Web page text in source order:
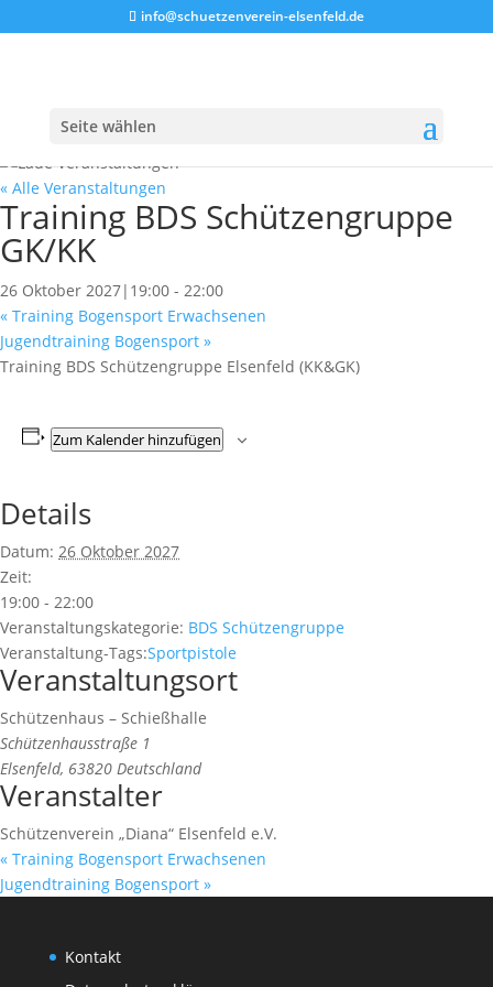
info@schuetzenverein-elsenfeld.de
Seite wählen
« Alle Veranstaltungen
Training BDS Schützengruppe
GK/KK
26 Oktober 2027|19:00 - 22:00
« Training Bogensport Erwachsenen
Jugendtraining Bogensport »
Training BDS Schützengruppe Elsenfeld (KK&GK)
Zum Kalender hinzufügen
Details
Datum: 26 Oktober 2027
Zeit:
19:00 - 22:00
Veranstaltungskategorie: BDS Schützengruppe
Veranstaltung-Tags:Sportpistole
Veranstaltungsort
Schützenhaus – Schießhalle
Schützenhausstraße 1
Elsenfeld, 63820 Deutschland
Veranstalter
Schützenverein „Diana“ Elsenfeld e.V.
« Training Bogensport Erwachsenen
Jugendtraining Bogensport »
Kontakt